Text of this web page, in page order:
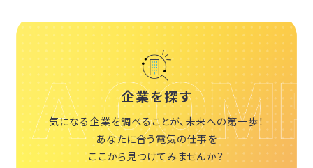
企業を探す
気になる企業を調べることが、未来への第一歩！
あなたに合う電気の仕事を
ここから見つけてみませんか？